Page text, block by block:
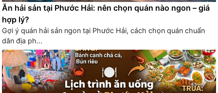
Ăn hải sản tại Phước Hải: nên chọn quán nào ngon – giá
hợp lý?
Gợi ý quán hải sản ngon tại Phước Hải, cách chọn quán chuẩn
dân địa ph...